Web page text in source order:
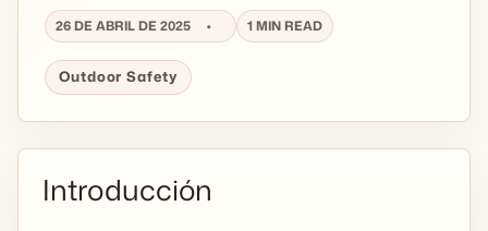
26 DE ABRIL DE 2025 1 MIN READ
Outdoor Safety
Introducción